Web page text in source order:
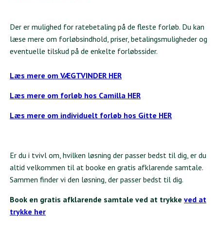
Der er mulighed for ratebetaling på de fleste forløb. Du kan
læse mere om forløbsindhold, priser, betalingsmuligheder og
eventuelle tilskud på de enkelte forløbssider.
Læs mere om VÆGTVINDER HER
Læs mere om forløb hos Camilla HER
Læs mere om individuelt forløb hos Gitte HER
Er du i tvivl om, hvilken løsning der passer bedst til dig, er du
altid velkommen til at booke en gratis afklarende samtale.
Sammen finder vi den løsning, der passer bedst til dig.
Book en gratis afklarende samtale ved at trykke ved at
trykke her